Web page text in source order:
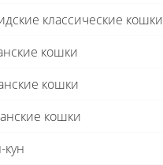
классические кошки
кошки
кошки
кошки